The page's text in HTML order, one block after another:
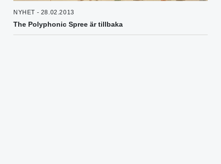
NYHET - 28.02.2013
The Polyphonic Spree är tillbaka